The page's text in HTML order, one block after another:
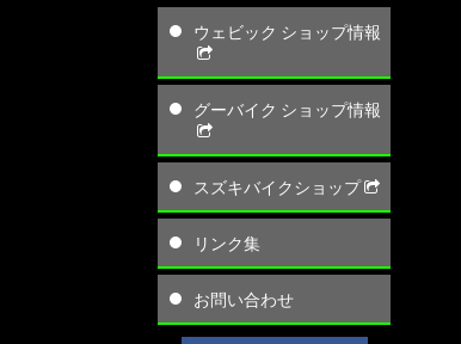
ウェビック ショップ情報
グーバイク ショップ情報
スズキバイクショップ
リンク集
お問い合わせ